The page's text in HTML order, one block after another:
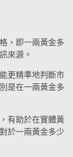
，即一兩黃金多
來源。
更精準地判斷市
是在一兩黃金多
有助於在實體黃
於一兩黃金多少